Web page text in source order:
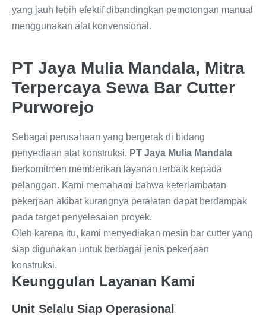
yang jauh lebih efektif dibandingkan pemotongan manual
menggunakan alat konvensional.
PT Jaya Mulia Mandala, Mitra
Terpercaya Sewa Bar Cutter
Purworejo
Sebagai perusahaan yang bergerak di bidang
penyediaan alat konstruksi, PT Jaya Mulia Mandala
berkomitmen memberikan layanan terbaik kepada
pelanggan. Kami memahami bahwa keterlambatan
pekerjaan akibat kurangnya peralatan dapat berdampak
pada target penyelesaian proyek.
Oleh karena itu, kami menyediakan mesin bar cutter yang
siap digunakan untuk berbagai jenis pekerjaan
konstruksi.
Keunggulan Layanan Kami
Unit Selalu Siap Operasional